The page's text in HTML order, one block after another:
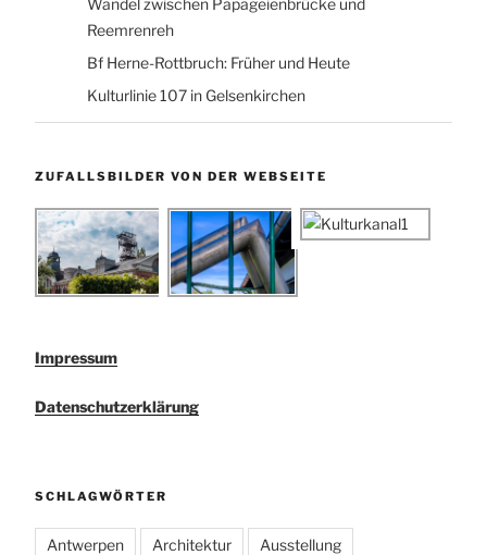
Reemrenreh
Bf Herne-Rottbruch: Früher und Heute
Kulturlinie 107 in Gelsenkirchen
ZUFALLSBILDER VON DER WEBSEITE
Impressum
Datenschutzerklärung
SCHLAGWÖRTER
Antwerpen Architektur Ausstellung